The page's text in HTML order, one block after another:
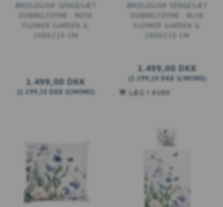
ØKOLOGISK SENGESÆT
DOBBELTDYNE - ROSE
FLOWER GARDEN JL
200X220 CM
1.499,00 DKK
( 1.199,20 DKK U/MOMS)
ØKOLOGISK SENGESÆT
DOBBELTDYNE - BLUE
FLOWER GARDEN JL
200X220 CM
1.499,00 DKK
( 1.199,20 DKK U/MOMS)
LÆG I KURV